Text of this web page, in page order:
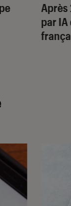
Après
par